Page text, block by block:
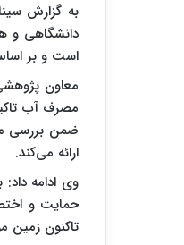
به گزارش
دانشگاهی و
است و بر
معاون
مصرف آب
ضمن بررسی
ارائه می‌کند.
وی ادامه
حمایت و
تاکنون زمین